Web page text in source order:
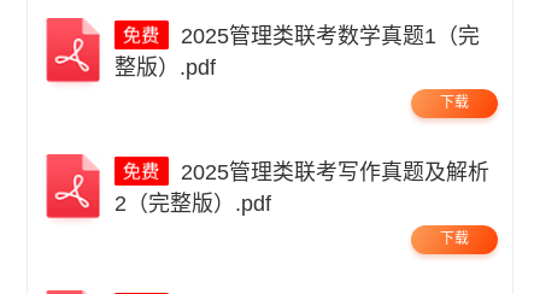
整版）.pdf
下载
2（完整版）.pdf
下载